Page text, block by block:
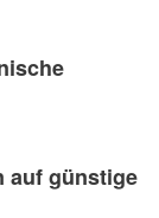
auf günstige